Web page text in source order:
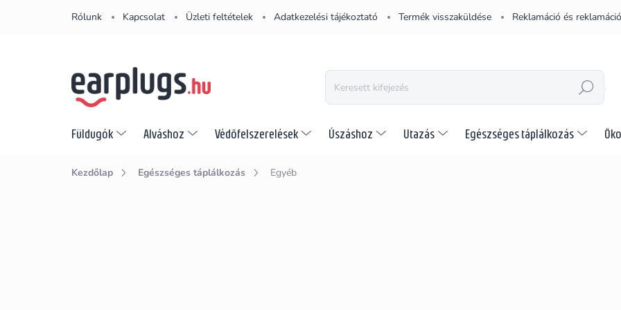
Rólunk Kapcsolat Üzleti feltételek Adatkezelési tájékoztató Termék visszaküldése Reklamáció és
KERESÉS
Füldugók Alváshoz Védőfelszerelések Úszáshoz Utazás Egészséges táplálkozás
Kezdőlap Egészséges táplálkozás Egyéb